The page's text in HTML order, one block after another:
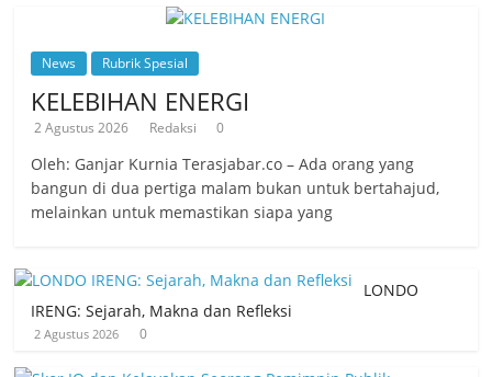
News Rubrik Spesial
KELEBIHAN ENERGI
2 Agustus 2026 Redaksi 0
Oleh: Ganjar Kurnia Terasjabar.co – Ada orang yang
bangun di dua pertiga malam bukan untuk bertahajud,
melainkan untuk memastikan siapa yang
LONDO
IRENG: Sejarah, Makna dan Refleksi
2 Agustus 2026 0